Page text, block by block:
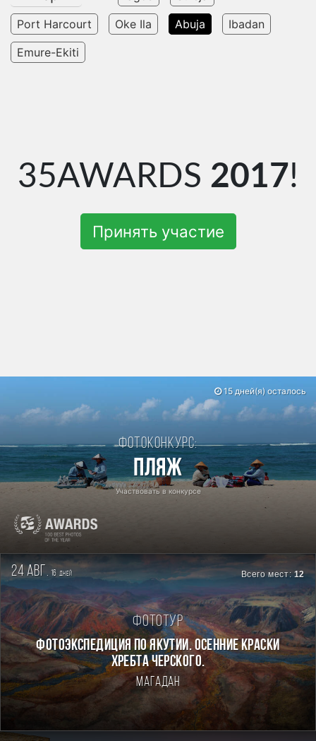
Port Harcourt
Oke Ila Abuja
Ibadan
Emure-Ekiti
35AWARDS 2017!
Принять участие
Фотоконкурс:
Пляж
Участвовать в конкурсе
15 дней(я) осталось
24 авг. 16 дней Всего мест:12
Фототур
ФОТОЭКСПЕДИЦИЯ ПО ЯКУТИИ. ОСЕННИЕ КРАСКИ
ХРЕБТА ЧЕРСКОГО.
Магадан